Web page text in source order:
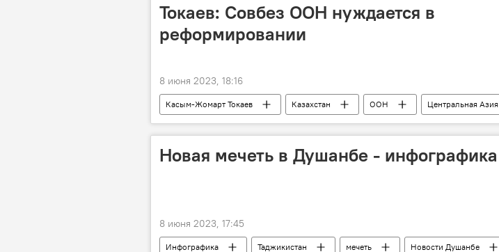
Токаев: Совбез ООН нуждается в
реформировании
8 июня 2023, 18:16
Касым-Жомарт Токаев Казахстан ООН Центральная Азия
Новая мечеть в Душанбе - инфографика
8 июня 2023, 17:45
Инфографика Таджикистан мечеть Новости Душанбе